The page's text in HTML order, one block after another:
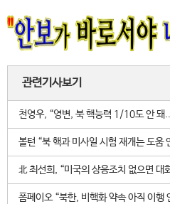
관련기사보기
천영우, “영변, 북 핵능력 1/10도 안 돼
볼턴 “북 핵과 미사일 시험 재개는 도움
北 최선희, “미국의 상응조치 없으면 대
폼페이오 “북한, 비핵화 약속 아직 이